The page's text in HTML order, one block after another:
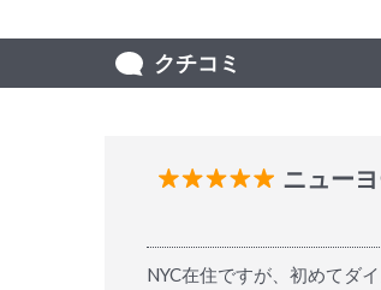
クチコミ
ニュー
NYC在住ですが、初めてダ